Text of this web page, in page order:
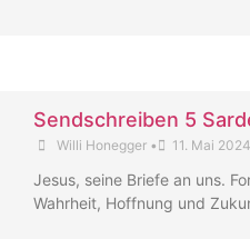
Sendschreiben 5
Willi Honegger • 11. Mai 2024
Jesus, seine Briefe an uns.
Wahrheit, Hoffnung und